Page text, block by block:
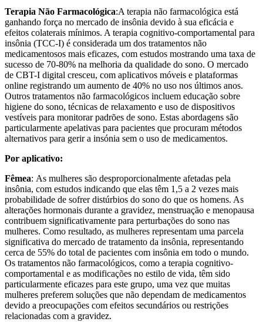
Terapia Não Farmacológica:A terapia não farmacológica está
ganhando força no mercado de insônia devido à sua eficácia e
efeitos colaterais mínimos. A terapia cognitivo-comportamental para
insônia (TCC-I) é considerada um dos tratamentos não
medicamentosos mais eficazes, com estudos mostrando uma taxa de
sucesso de 70-80% na melhoria da qualidade do sono. O mercado
de CBT-I digital cresceu, com aplicativos móveis e plataformas
online registrando um aumento de 40% no uso nos últimos anos.
Outros tratamentos não farmacológicos incluem educação sobre
higiene do sono, técnicas de relaxamento e uso de dispositivos
vestíveis para monitorar padrões de sono. Estas abordagens são
particularmente apelativas para pacientes que procuram métodos
alternativos para gerir a insónia sem o uso de medicamentos.
Por aplicativo:
Fêmea: As mulheres são desproporcionalmente afetadas pela
insônia, com estudos indicando que elas têm 1,5 a 2 vezes mais
probabilidade de sofrer distúrbios do sono do que os homens. As
alterações hormonais durante a gravidez, menstruação e menopausa
contribuem significativamente para perturbações do sono nas
mulheres. Como resultado, as mulheres representam uma parcela
significativa do mercado de tratamento da insônia, representando
cerca de 55% do total de pacientes com insônia em todo o mundo.
Os tratamentos não farmacológicos, como a terapia cognitivo-
comportamental e as modificações no estilo de vida, têm sido
particularmente eficazes para este grupo, uma vez que muitas
mulheres preferem soluções que não dependam de medicamentos
devido a preocupações com efeitos secundários ou restrições
relacionadas com a gravidez.